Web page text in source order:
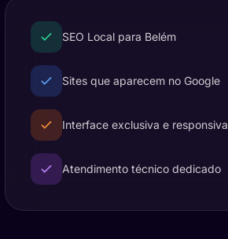
SEO Local para Belém
Sites que aparecem no Google
Interface exclusiva e responsiva
Atendimento técnico dedicado